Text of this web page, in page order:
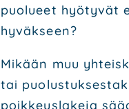
puo­lu­eet hyö­ty­vät
hyväk­seen?
Mikään muu
tai
poik­keus­la­ke­ja